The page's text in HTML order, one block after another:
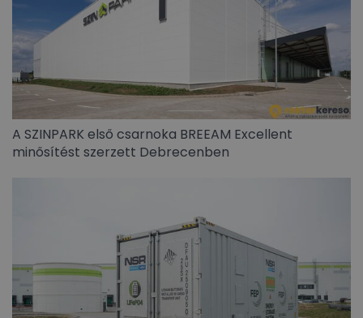
A SZINPARK első csarnoka BREEAM Excellent
minősítést szerzett Debrecenben